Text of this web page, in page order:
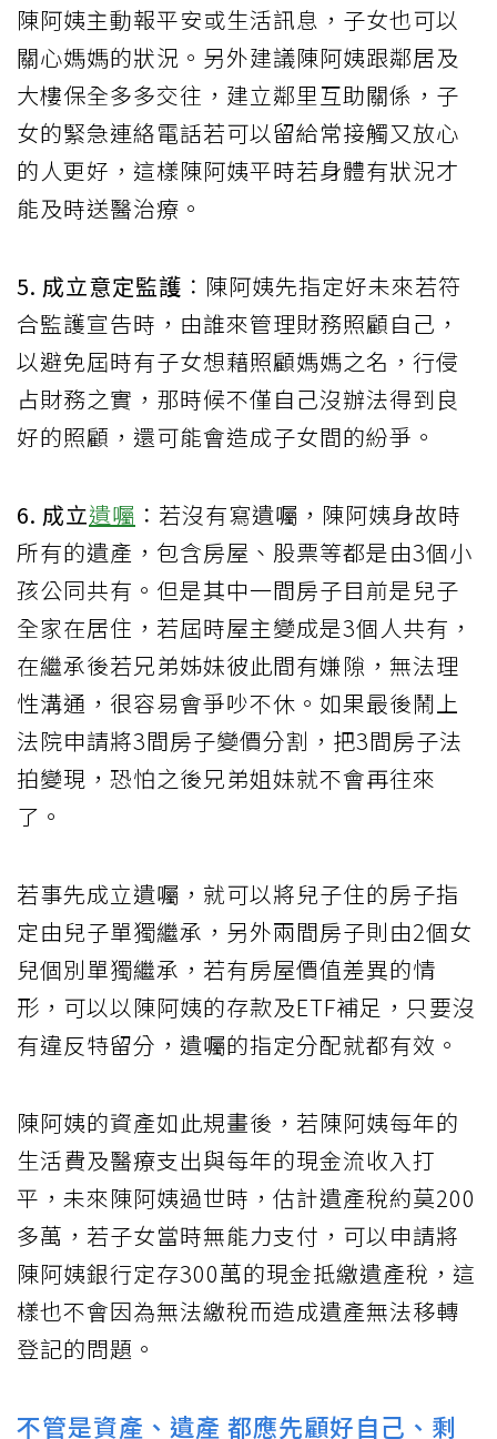
陳阿姨主動報平安或生活訊息，子女也可以
關心媽媽的狀況。另外建議陳阿姨跟鄰居及
大樓保全多多交往，建立鄰里互助關係，子
女的緊急連絡電話若可以留給常接觸又放心
的人更好，這樣陳阿姨平時若身體有狀況才
能及時送醫治療。
5. 成立意定監護 ：陳阿姨先指定好未來若符
合監護宣告時，由誰來管理財務照顧自己，
以避免屆時有子女想藉照顧媽媽之名，行侵
占財務之實，那時候不僅自己沒辦法得到良
好的照顧，還可能會造成子女間的紛爭。
6. 成立遺囑 ：若沒有寫遺囑，陳阿姨身故時
所有的遺產，包含房屋、股票等都是由3個小
孩公同共有。但是其中一間房子目前是兒子
全家在居住，若屆時屋主變成是3個人共有，
在繼承後若兄弟姊妹彼此間有嫌隙，無法理
性溝通，很容易會爭吵不休。如果最後鬧上
法院申請將3間房子變價分割，把3間房子法
拍變現，恐怕之後兄弟姐妹就不會再往來
了。
若事先成立遺囑，就可以將兒子住的房子指
定由兒子單獨繼承，另外兩間房子則由2個女
兒個別單獨繼承，若有房屋價值差異的情
形，可以以陳阿姨的存款及ETF補足，只要沒
有違反特留分，遺囑的指定分配就都有效。
陳阿姨的資產如此規畫後，若陳阿姨每年的
生活費及醫療支出與每年的現金流收入打
平，未來陳阿姨過世時，估計遺產稅約莫200
多萬，若子女當時無能力支付，可以申請將
陳阿姨銀行定存300萬的現金抵繳遺產稅，這
樣也不會因為無法繳稅而造成遺產無法移轉
登記的問題。
不管是資產、遺產 都應先顧好自己、剩